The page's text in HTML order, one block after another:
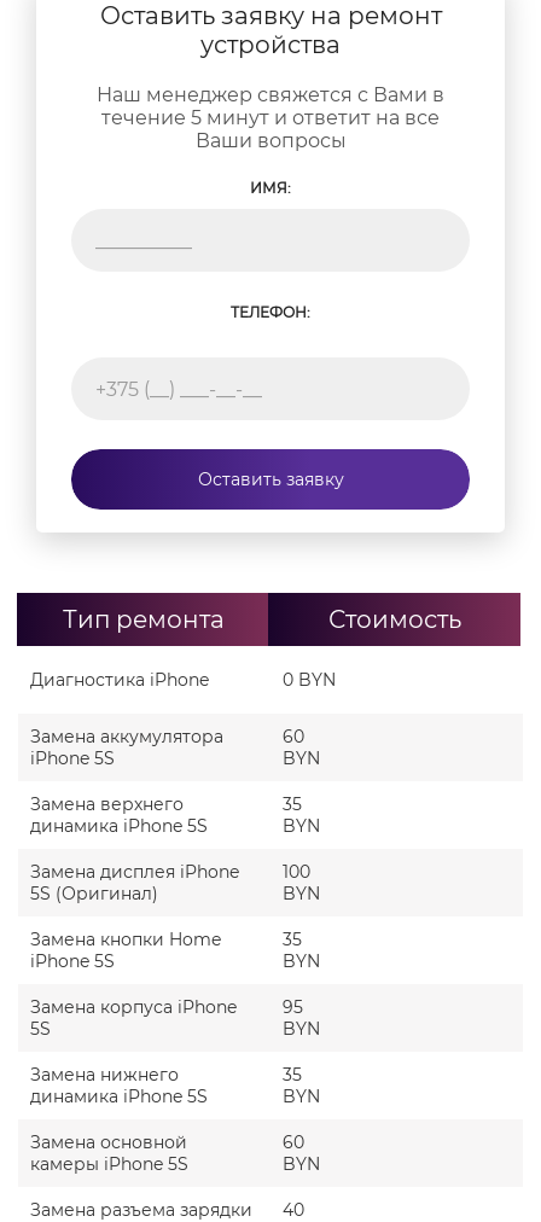
Готовы предоставить рассрочку на платеж за
услугу.
не ограничиваемся телефонами и
планшетами.
Производим замену деталей только с
согласия клиента, все замененные детали
возвращаются пользователю.
информации. Ваши личные фотографии,
поставить пароль на доступ к личным данным.
обратиться в офис, ждем вас ежедневно по адресу:
состоянии. Поэтому и предоставляем самые
большие гарантии наремонт айфонов
в городе —
до 12 месяцев. Звоните, справимся с любой
Оставить заявку на ремонт
устройства
Наш менеджер свяжется с Вами в
течение 5 минут и ответит на все
Ваши вопросы
ИМЯ:
ТЕЛЕФОН:
Оставить заявку
Тип ремонта Стоимость
Диагностика iPhone 0 BYN
Замена аккумулятора
iPhone 5S
60
BYN
Замена верхнего
динамика iPhone 5S
35
BYN
Замена дисплея iPhone
5S (Оригинал)
100
BYN
Замена кнопки Home
iPhone 5S
35
BYN
Замена корпуса iPhone
5S
95
BYN
Замена нижнего
динамика iPhone 5S
35
BYN
Замена основной
камеры iPhone 5S
60
BYN
Замена разъема зарядки
40